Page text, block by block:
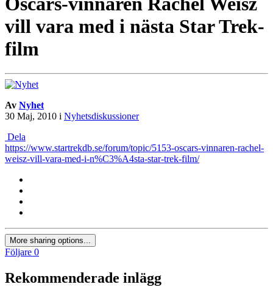
vill vara med i nästa Star Trek-
film
Av Nyhet
30 Maj, 2010 i Nyhetsdiskussioner
Dela
https://www.startrekdb.se/forum/topic/5153-oscars-vinnaren-rachel-
weisz-vill-vara-med-i-n%C3%A4sta-star-trek-film/
More sharing options...
Följare 0
Rekommenderade inlägg